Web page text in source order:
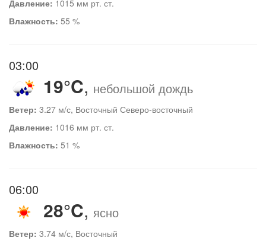
Давление: 1015 мм рт. ст.
Влажность: 55 %
03:00
19°C, небольшой дождь
Ветер: 3.27 м/с, Восточный Северо-восточный
Давление: 1016 мм рт. ст.
Влажность: 51 %
06:00
28°C, ясно
Ветер: 3.74 м/с, Восточный